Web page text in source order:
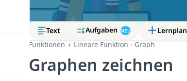
Text Aufgaben NEU Lernplan
Funktionen
Lineare Funktion - Graph
Graphen zeichnen